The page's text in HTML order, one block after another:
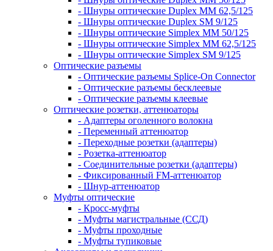
- Шнуры оптические Duplex MM 62,5/125
- Шнуры оптические Duplex SM 9/125
- Шнуры оптические Simplex MM 50/125
- Шнуры оптические Simplex MM 62,5/125
- Шнуры оптические Simplex SM 9/125
Оптические разъемы
- Оптические разъемы Splice-On Connector
- Оптические разъемы бесклеевые
- Оптические разъемы клеевые
Оптические розетки, аттенюаторы
- Адаптеры оголенного волокна
- Переменный аттенюатор
- Переходные розетки (адаптеры)
- Розетка-аттенюатор
- Соединительные розетки (адаптеры)
- Фиксированный FM-аттенюатор
- Шнур-аттенюатор
Муфты оптические
- Кросс-муфты
- Муфты магистральные (ССД)
- Муфты проходные
- Муфты тупиковые